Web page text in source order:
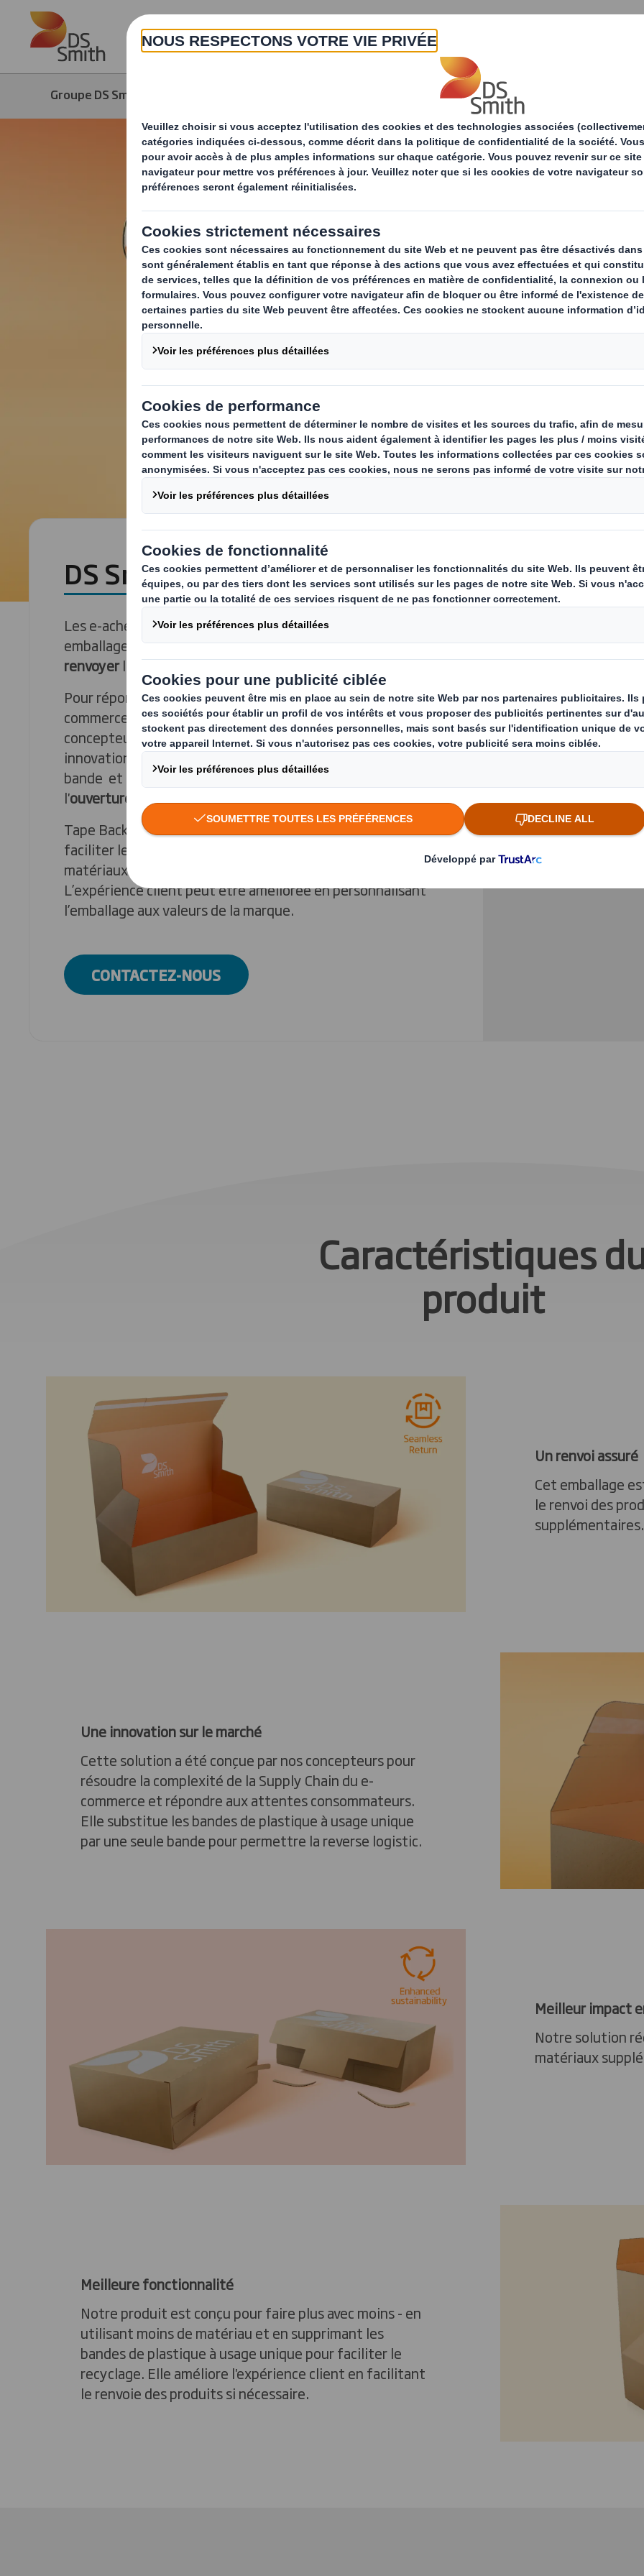
Skip to main content
A propos Produits & Services
Groupe DS Smith Solutions d'emballage
La
DS Smith Tape Back
Les e-acheteurs souhaitent recevoir leurs produits dans des
emballages respectueux del'environnementet pouvoir
renvoyerles produits avec le même emballage.
Pour répondre à la complexité de la Supply Chain du e-
commerce ainsi qu'aux attentes consommateurs, nos
concepteurs ont développé la solution Tape Back. Cette
innovation substitue plusieurs bandes adhésives par une seul
bande et permet les 3 utilisations suivantes : la
l'ouverture puis lerenvoi.
Tape Back supprime les bandes plastique àusage uniquepour
faciliter le recyclage et réduit au maximum l’utilisation de
matériaux supplémentaires pour la fonction
L’expérience client peut être améliorée en personnalisant
l’emballage aux valeurs de la marque.
CONTACTEZ-NOUS
Carousel. Use
Previous slide
Caractéristiques
produit
Un renvoi assuré
Cet emballage
le renvoi des
supplémentaires.
Une innovation sur le marché
Cette solution a été conçue par nos concepteurs pour
résoudre la complexité de la Supply Chain du e-
commerce et répondre aux attentes consommateurs.
Elle substitue les bandes de plastique à usage unique
par une seule bande pour permettre la reverse logistic.
Meilleur impact
Notre solution
matériaux
Meilleure fonctionnalité
Notre produit est conçu pour faire plus avec moins - en
utilisant moins de matériau et en supprimant les
bandes de plastique à usage unique pour faciliter le
recyclage. Elle améliore l'expérience client en facilitant
le renvoie des produits si nécessaire.